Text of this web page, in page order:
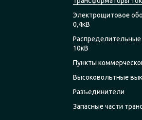
Электрощитовое
0,4кВ
Распределительные
10кВ
Пункты
Высоковольтные
Разъединители
Запасные части